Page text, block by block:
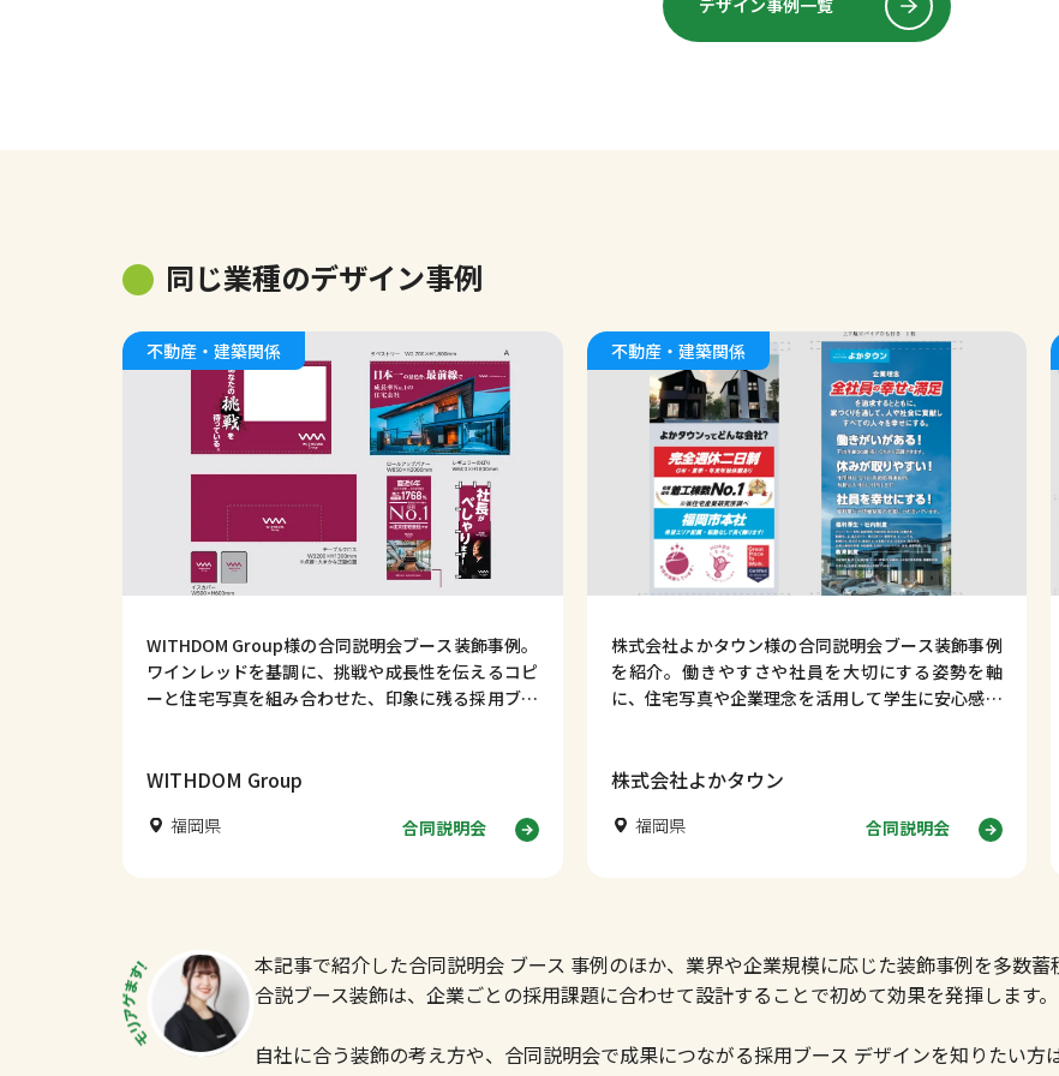
デザイン事例一覧
同じ業種のデザイン事例
不動産・建築関係
WITHDOM Group様の合同説明会ブース装飾事例。
ワインレッドを基調に、挑戦や成長性を伝えるコピ
ーと住宅写真を組み合わせた、印象に残る採用ブー
岡県】はじめに 合同説明会では、学生に短時間で企
WITHDOM Group
福岡県 合同説明会
不動産・建築関係
株式会社よかタウン様の合同説明会ブース装飾事例
を紹介。働きやすさや社員を大切にする姿勢を軸
に、住宅写真や企業理念を活用して学生に安心感を
株式会社よかタウン
福岡県 合同説明会
本記事で紹介した合同説明会 ブース 事例のほか、業界や企業規模に応じた装飾事例を多数蓄
合説ブース装飾は、企業ごとの採用課題に合わせて設計することで初めて効果を発揮します。
自社に合う装飾の考え方や、合同説明会で成果につながる採用ブース デザインを知りたい方